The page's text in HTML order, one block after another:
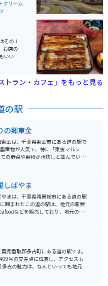
作りス
ライ
クリーム
その１
お店の
いい匂
美味
トラン・カフェ」をもっと見る
の駅
の郷東金
金は、千葉県東金市にある道の駅で
産物が人気で、特に「東金マルシ
の野菜や果物が所狭しと並んでいま
完備されているので安心です。周辺
東金城跡など、観光スポットも点在
リングの拠点としてもおすすめで
光を楽しんでみてはいかがでしょう
しばやま
まは、千葉県南房総市にある道の駅
囲まれたこの道の駅は、地元の新鮮
などを販売しており、地元の食
でとれた新鮮な
心です。また、道の駅のすぐそばに
きる海岸線が広がっており、ツーリ
も最適です。 周辺には、海水
しめるビーチや、花畑、遊歩道など
することができます。道の駅 風和里
県香取郡多古町にある道の駅です。
号の交差点に位置し、アクセスも
入ることです。併設されている「あ